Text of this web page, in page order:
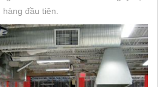
hàng đầu tiên.